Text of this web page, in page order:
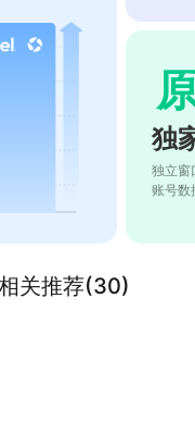
独
独立窗
账号数
关推荐(30)